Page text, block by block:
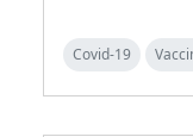
Covid-19